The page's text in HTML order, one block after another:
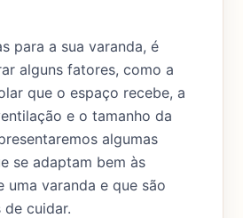
para a sua varanda, é
alguns fatores, como a
que o espaço recebe, a
e o tamanho da
algumas
se adaptam bem às
varanda e que são
cuidar.